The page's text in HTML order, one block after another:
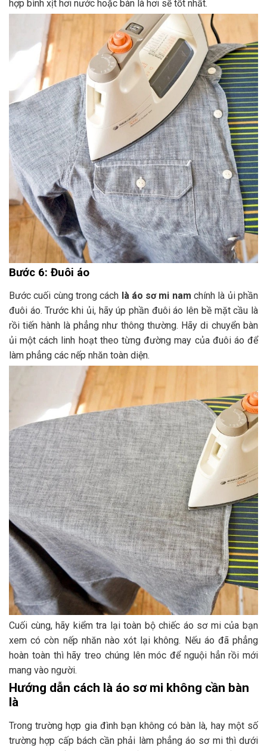
hợp bình xịt hơi nước hoặc bàn là hơi sẽ tốt nhất.
Bước 6: Đuôi áo
Bước cuối cùng trong cách là áo sơ mi nam chính là ủi phần
đuôi áo. Trước khi ủi, hãy úp phần đuôi áo lên bề mặt cầu là
rồi tiến hành là phẳng như thông thường. Hãy di chuyển bàn
ủi một cách linh hoạt theo từng đường may của đuôi áo để
làm phẳng các nếp nhăn toàn diện.
Cuối cùng, hãy kiểm tra lại toàn bộ chiếc áo sơ mi của bạn
xem có còn nếp nhăn nào xót lại không. Nếu áo đã phẳng
hoàn toàn thì hãy treo chúng lên móc để nguội hẳn rồi mới
mang vào người.
Hướng dẫn cách là áo sơ mi không cần bàn
là
Trong trường hợp gia đình bạn không có bàn là, hay một số
trường hợp cấp bách cần phải làm phẳng áo sơ mi thì dưới